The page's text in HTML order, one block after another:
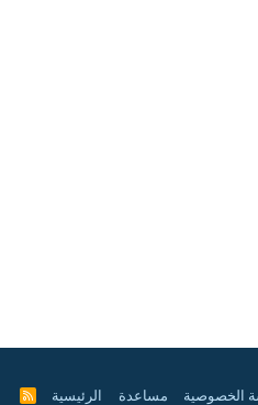
الخصوصية مساعدة الرئيسية
R